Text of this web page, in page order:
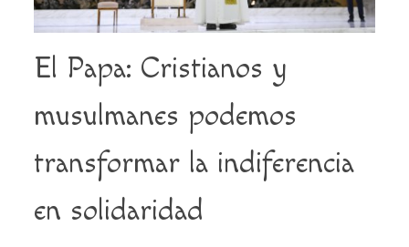
El Papa: Cristianos y
musulmanes podemos
transformar la indiferencia
en solidaridad